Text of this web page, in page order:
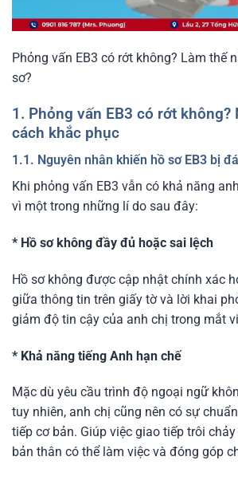
Phỏng vấn EB3 có rớt không? Làm thế
sơ?
1. Phỏng vấn EB3 có rớt không?
cách khắc phục
1.1. Nguyên nhân khiến hồ sơ EB3 bị
Khi phỏng vấn EB3 vẫn có khả năng
vì một trong những lí do sau đây:
* Hồ sơ không đầy đủ hoặc sai lệch
Hồ sơ không được cập nhật chính xác
giữa thông tin trên giấy tờ và lời khai
giảm độ tin cậy của anh chị trong mắt
* Khả năng tiếng Anh hạn chế
Mặc dù yêu cầu trình độ ngoại ngữ
tuy nhiên, anh chị cũng nên có sự
tiếp cơ bản. Giúp việc giao tiếp trôi
bản thân có thể làm việc và đóng góp